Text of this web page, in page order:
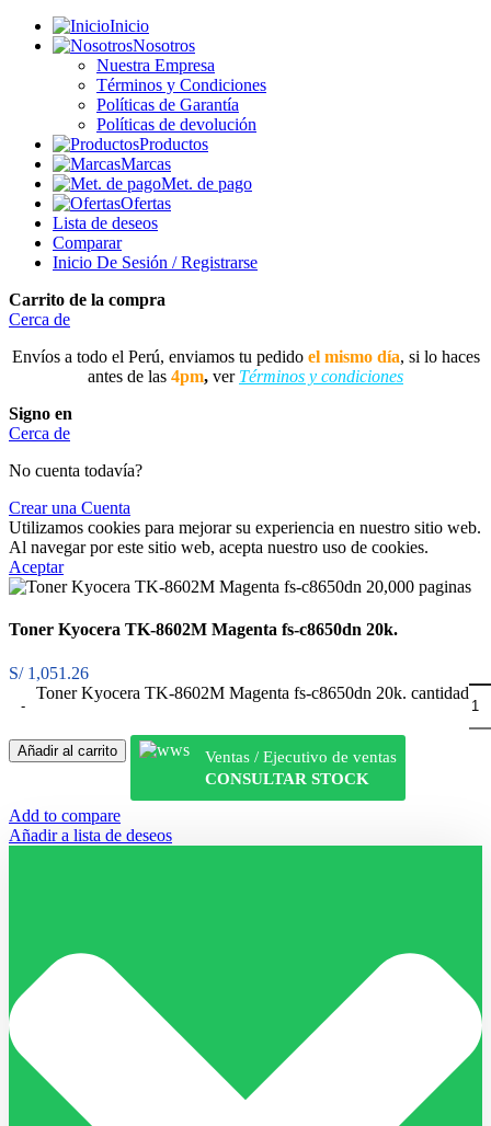
Inicio
Nosotros
Nuestra Empresa
Términos y Condiciones
Políticas de Garantía
Políticas de devolución
Productos
Marcas
Met. de pago
Ofertas
Lista de deseos
Comparar
Inicio De Sesión / Registrarse
Carrito de la compra
Cerca de
Envíos a todo el Perú, enviamos tu pedido el mismo día, si lo haces
antes de las 4pm, ver Términos y condiciones
Signo en
Cerca de
No cuenta todavía?
Crear una Cuenta
Utilizamos cookies para mejorar su experiencia en nuestro sitio web.
Al navegar por este sitio web, acepta nuestro uso de cookies.
Aceptar
Toner Kyocera TK-8602M Magenta fs-c8650dn 20k.
S/1,051.26
Toner Kyocera TK-8602M Magenta fs-c8650dn 20k. cantidad
Añadir al carrito
Ventas / Ejecutivo de ventas
CONSULTAR STOCK
Add to compare
Añadir a lista de deseos